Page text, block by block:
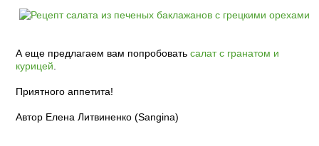
А еще предлагаем вам попробовать салат с гранатом и
курицей
Приятного аппетита!
Автор Елена Литвиненко (Sangina)